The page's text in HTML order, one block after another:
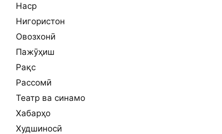
Наср
Нигористон
Овозхонӣ
Пажӯҳиш
Рақс
Рассомӣ
Театр ва синамо
Хабарҳо
Худшиносӣ